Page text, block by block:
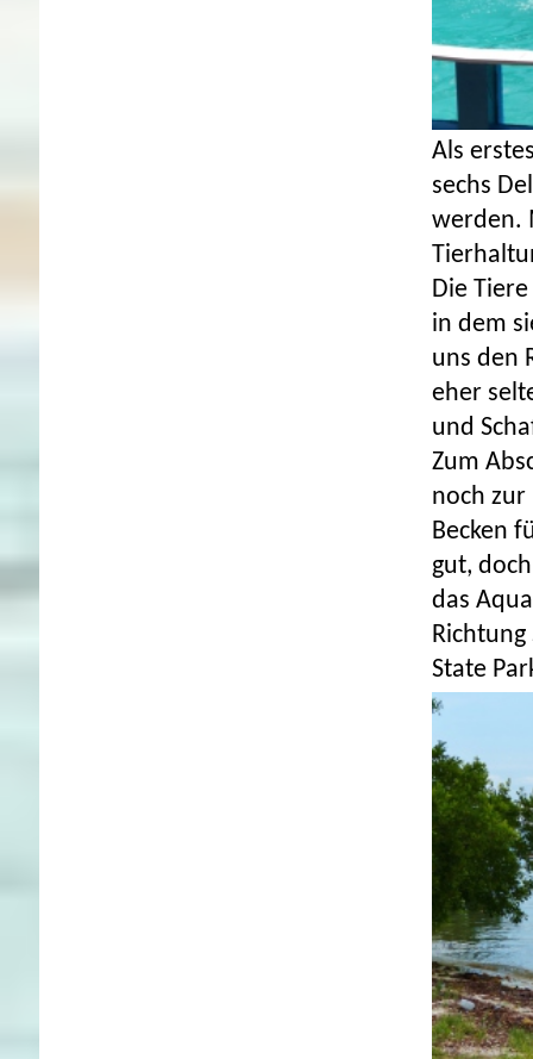
Als
sechs
werden.
Die
in dem
uns den
eher
und
Zum
noch zur
Becken
gut,
das
Richtung
State